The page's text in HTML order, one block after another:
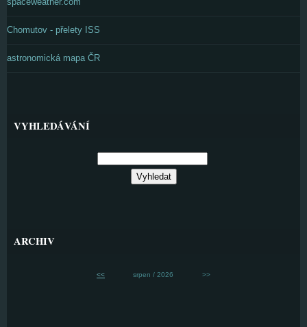
Chomutov - přelety ISS
astronomická mapa ČR
VYHLEDÁVÁNÍ
ARCHIV
<< srpen / 2026 >>